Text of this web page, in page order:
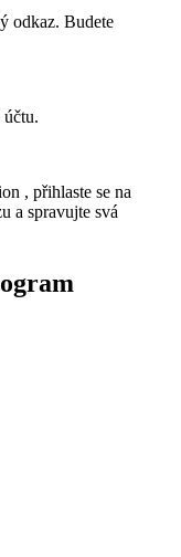
odkaz. Budete
účtu.
, přihlaste se na
a spravujte svá